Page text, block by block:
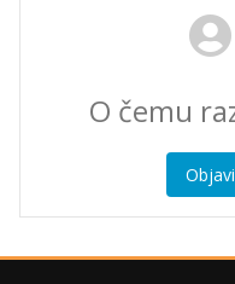
Objavi